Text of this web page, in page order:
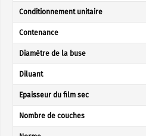
Conditionnement unitaire
Contenance
Diamètre de la buse
Diluant
Epaisseur du film sec
Nombre de couches